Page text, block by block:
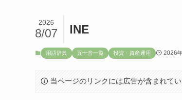
INE
2026
8/07
用語辞典 五十音一覧 投資・資産運用 2026
当ページのリンクには広告が含まれてい